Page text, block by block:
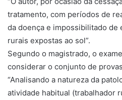
tratamento, com períodos de
da doença e impossibilitado de
rurais expostas ao sol”.
Segundo o magistrado, o
considerar o conjunto de
“Analisando a natureza da
atividade habitual (trabalhador